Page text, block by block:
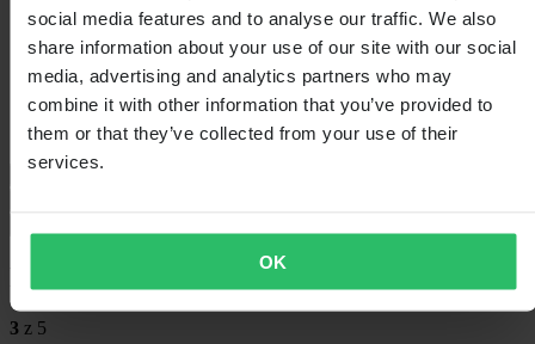
social media features and to analyse our traffic. We also
share information about your use of our site with our social
media, advertising and analytics partners who may
combine it with other information that you’ve provided to
them or that they’ve collected from your use of their
services.
OK
Nouzový uvolňovací systémAno
Číslo článku výrobce57-24040-3
Výška balení 310
Hmotnost produktu
Ochrana proti rotační síleŽádný
Šířka balení335
Recenze zákazníků (1)
3 z 5